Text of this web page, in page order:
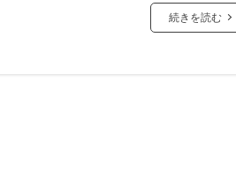
続きを読む